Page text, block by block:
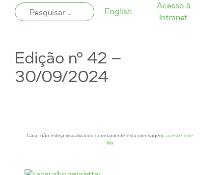
English
Acesso à
Intranet
Edição nº 42 –
30/09/2024
Caso não esteja visualizando corretamente esta mensagem, acesse este
link